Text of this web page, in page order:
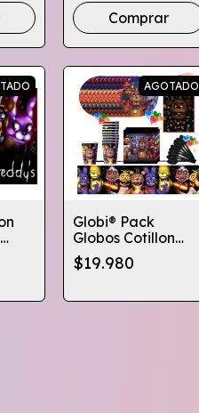
AGOTADO
Globi® Pack
Globos Cotillon
Five Nights At
Freddys Fnaf X10
$19.980